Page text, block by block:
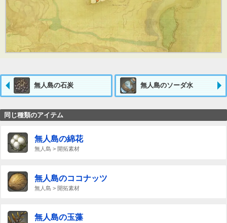
無人島の石炭 無人島のソーダ水
同じ種類のアイテム
無人島の綿花
無人島 > 開拓素材
無人島のココナッツ
無人島 > 開拓素材
無人島の玉藻